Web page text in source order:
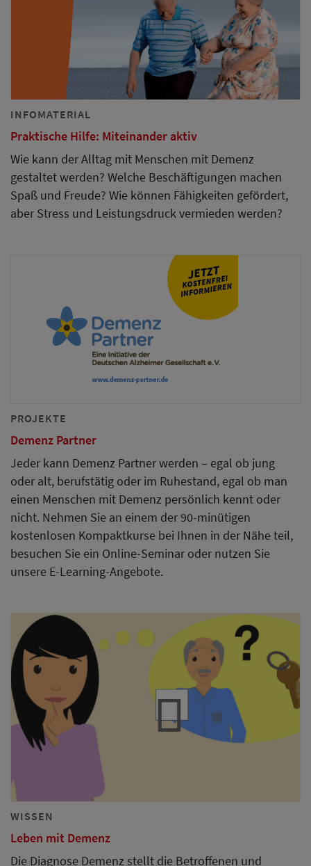
INFOMATERIAL
Praktische Hilfe: Miteinander aktiv
Wie kann der Alltag mit Menschen mit Demenz
gestaltet werden? Welche Beschäftigungen machen
Spaß und Freude? Wie können Fähigkeiten gefördert,
aber Stress und Leistungsdruck vermieden werden?
PROJEKTE
Demenz Partner
Jeder kann Demenz Partner werden – egal ob jung
oder alt, berufstätig oder im Ruhestand, egal ob man
einen Menschen mit Demenz persönlich kennt oder
nicht. Nehmen Sie an einem der 90-minütigen
kostenlosen Kompaktkurse bei Ihnen in der Nähe teil,
besuchen Sie ein Online-Seminar oder nutzen Sie
unsere E-Learning-Angebote.
WISSEN
Leben mit Demenz
Die Diagnose Demenz stellt die Betroffenen und